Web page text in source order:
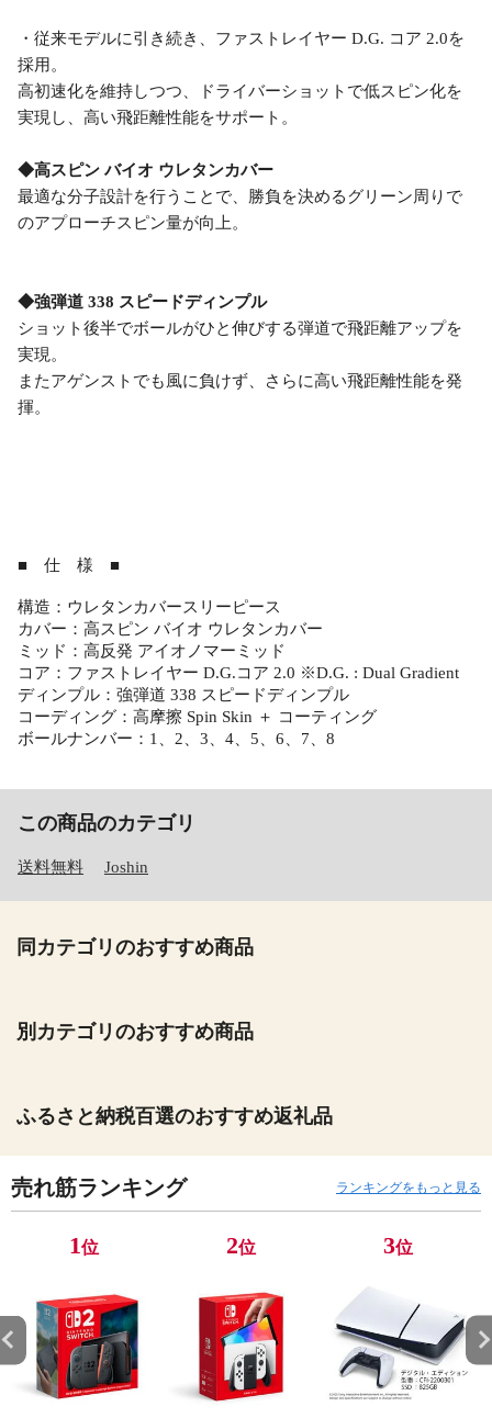
・従来モデルに引き続き、ファストレイヤー D.G. コア 2.0を
採用。
高初速化を維持しつつ、ドライバーショットで低スピン化を
実現し、高い飛距離性能をサポート。
◆高スピン バイオ ウレタンカバー
最適な分子設計を行うことで、勝負を決めるグリーン周りで
のアプローチスピン量が向上。
◆強弾道 338 スピードディンプル
ショット後半でボールがひと伸びする弾道で飛距離アップを
実現。
またアゲンストでも風に負けず、さらに高い飛距離性能を発
揮。
■ 仕 様 ■
構造：ウレタンカバースリーピース
カバー：高スピン バイオ ウレタンカバー
ミッド：高反発 アイオノマーミッド
コア：ファストレイヤー D.G.コア 2.0 ※D.G. : Dual Gradient
ディンプル：強弾道 338 スピードディンプル
コーディング：高摩擦 Spin Skin ＋ コーティング
ボールナンバー：1、2、3、4、5、6、7、8
この商品のカテゴリ
送料無料 Joshin
同カテゴリのおすすめ商品
別カテゴリのおすすめ商品
ふるさと納税百選のおすすめ返礼品
売れ筋ランキング ランキングをもっと見る
1位 2位 3位